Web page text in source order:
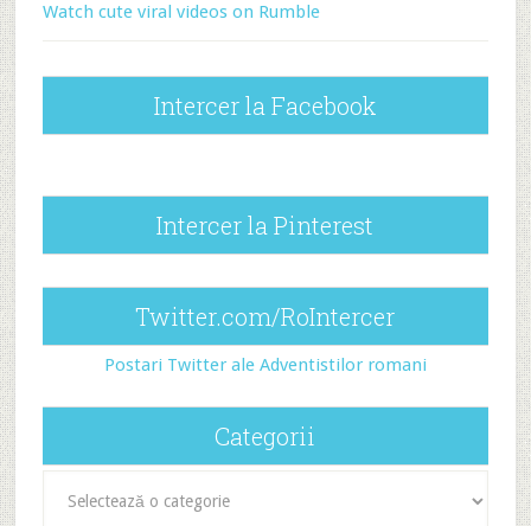
Watch cute viral videos on Rumble
Intercer la Facebook
Intercer la Pinterest
Twitter.com/RoIntercer
Postari Twitter ale Adventistilor romani
Categorii